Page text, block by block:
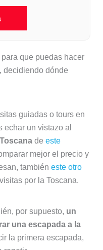
que puedas hacer
decidiendo dónde
guiadas o tours en
echar un vistazo al
de este
mejor el precio y
también este otro
por la Toscana.
por supuesto, un
una escapada a la
la primera escapada,